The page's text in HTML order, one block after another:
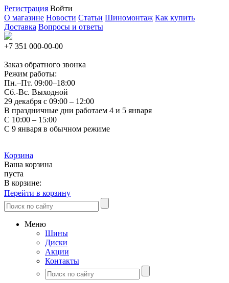
Регистрация Войти
О магазине Новости Статьи Шиномонтаж Как купить
Доставка Вопросы и ответы
+7 351 000-00-00
Заказ обратного звонка
Режим работы:
Пн.–Пт. 09:00–18:00
Сб.-Вс. Выходной
29 декабря с 09:00 – 12:00
В праздничные дни работаем 4 и 5 января
С 10:00 – 15:00
С 9 января в обычном режиме
Корзина
Ваша корзина
пуста
В корзине:
Перейти в корзину
Меню
Шины
Диски
Акции
Контакты